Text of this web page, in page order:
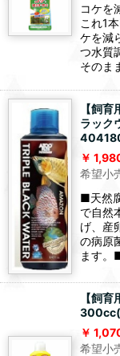
コケを
これ1
ケを減
つ水質
そのま
【飼
ラッ
希望小
■天然
で自然
げ、産
の病原
ます
【飼
300cc(
希望小